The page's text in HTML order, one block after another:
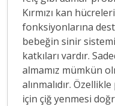
Kırmızı kan
fonksiyonlarına
bebeğin sinir
katkıları vardır.
almamız mümkün
alınmalıdır.
için çiğ yenmesi